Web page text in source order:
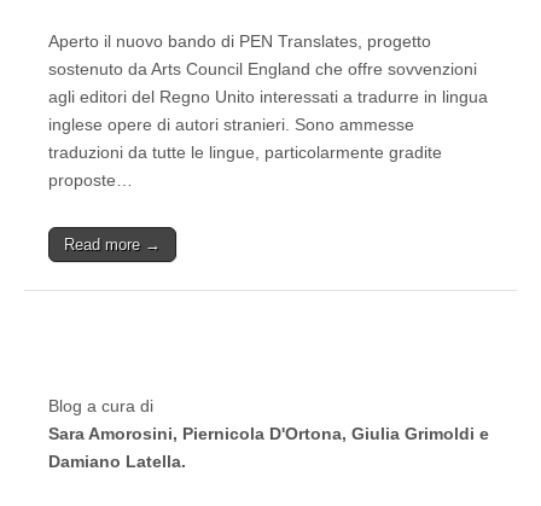
Aperto il nuovo bando di PEN Translates, progetto
sostenuto da Arts Council England che offre sovvenzioni
agli editori del Regno Unito interessati a tradurre in lingua
inglese opere di autori stranieri. Sono ammesse
traduzioni da tutte le lingue, particolarmente gradite
proposte…
Read more →
Blog a cura di
Sara Amorosini, Piernicola D'Ortona, Giulia Grimoldi e
Damiano Latella.